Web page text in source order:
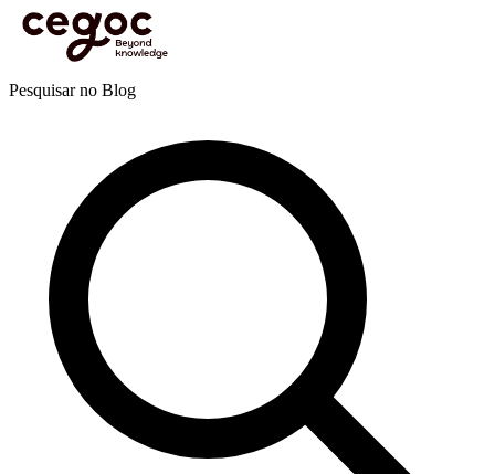
Skip to main content
Está aqui:Home > Recursos
De tentativa em tentativa até ao objetivo final
Pesquisar no Blog